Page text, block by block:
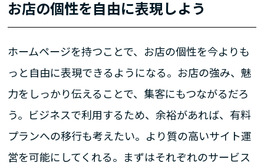
お店の個性を自由に表現しよう
ホームページを持つことで、お店の個性を今よりも
っと自由に表現できるようになる。お店の強み、魅
力をしっかり伝えることで、集客にもつながるだろ
う。ビジネスで利用するため、余裕があれば、有料
プランへの移行も考えたい。より質の高いサイト運
営を可能にしてくれる。まずはそれぞれのサービス